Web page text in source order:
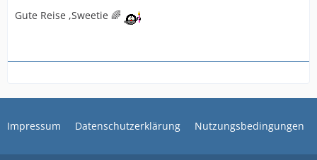
Gute Reise ,Sweetie 🌈
Impressum Datenschutzerklärung Nutzungsbedingungen